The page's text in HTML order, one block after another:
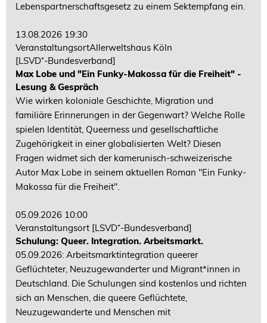
Lebenspartnerschaftsgesetz zu einem Sektempfang ein.
13.08.2026 19:30
VeranstaltungsortAllerweltshaus Köln
[LSVD⁺-Bundesverband]
Max Lobe und "Ein Funky-Makossa für die Freiheit" -
Lesung & Gespräch
Wie wirken koloniale Geschichte, Migration und
familiäre Erinnerungen in der Gegenwart? Welche Rolle
spielen Identität, Queerness und gesellschaftliche
Zugehörigkeit in einer globalisierten Welt? Diesen
Fragen widmet sich der kamerunisch-schweizerische
Autor Max Lobe in seinem aktuellen Roman "Ein Funky-
Makossa für die Freiheit".
05.09.2026 10:00
Veranstaltungsort [LSVD⁺-Bundesverband]
Schulung: Queer. Integration. Arbeitsmarkt.
05.09.2026: Arbeitsmarktintegration queerer
Geflüchteter, Neuzugewanderter und Migrant*innen in
Deutschland. Die Schulungen sind kostenlos und richten
sich an Menschen, die queere Geflüchtete,
Neuzugewanderte und Menschen mit